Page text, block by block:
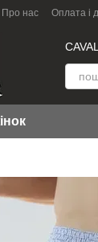
Про нас Оплата і